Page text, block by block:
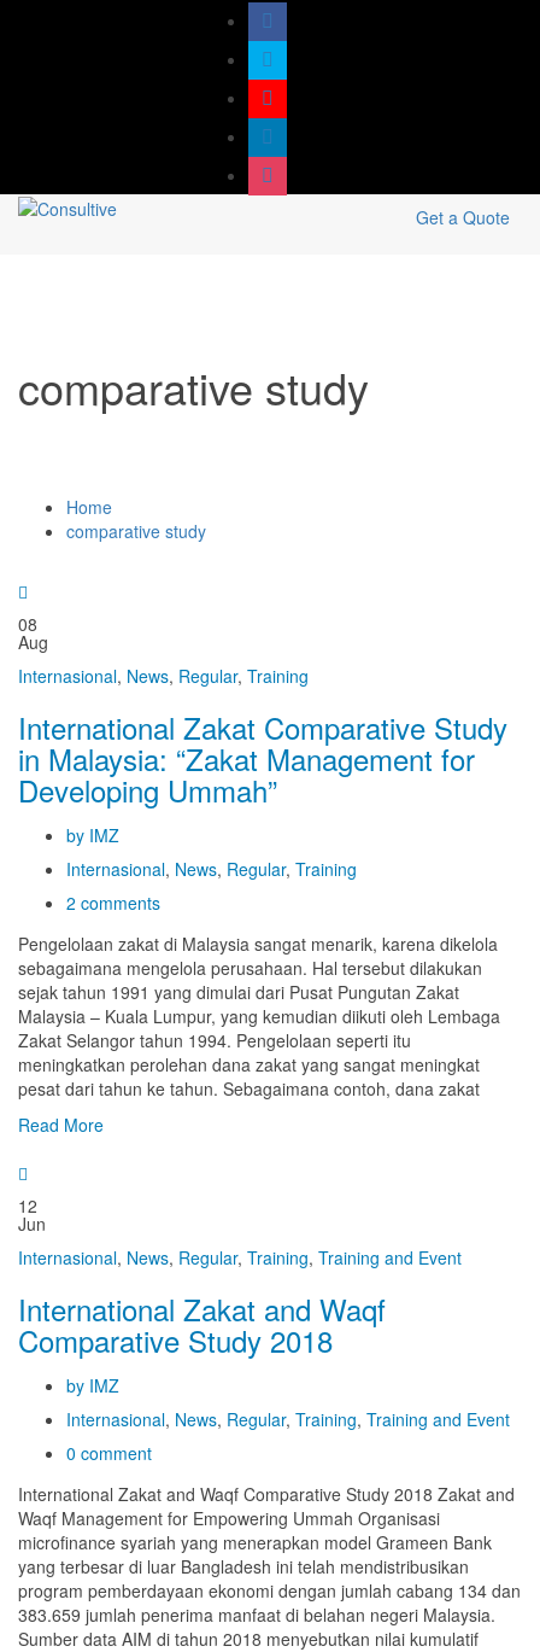
Get a Quote
comparative study
Home
comparative study
08
Aug
Internasional, News, Regular, Training
International Zakat Comparative Study
in Malaysia: “Zakat Management for
Developing Ummah”
by IMZ
Internasional, News, Regular, Training
2 comments
Pengelolaan zakat di Malaysia sangat menarik, karena dikelola
sebagaimana mengelola perusahaan. Hal tersebut dilakukan
sejak tahun 1991 yang dimulai dari Pusat Pungutan Zakat
Malaysia – Kuala Lumpur, yang kemudian diikuti oleh Lembaga
Zakat Selangor tahun 1994. Pengelolaan seperti itu
meningkatkan perolehan dana zakat yang sangat meningkat
pesat dari tahun ke tahun. Sebagaimana contoh, dana zakat
Read More
12
Jun
Internasional, News, Regular, Training, Training and Event
International Zakat and Waqf
Comparative Study 2018
by IMZ
Internasional, News, Regular, Training, Training and Event
0 comment
International Zakat and Waqf Comparative Study 2018 Zakat and
Waqf Management for Empowering Ummah Organisasi
microfinance syariah yang menerapkan model Grameen Bank
yang terbesar di luar Bangladesh ini telah mendistribusikan
program pemberdayaan ekonomi dengan jumlah cabang 134 dan
383.659 jumlah penerima manfaat di belahan negeri Malaysia.
Sumber data AIM di tahun 2018 menyebutkan nilai kumulatif